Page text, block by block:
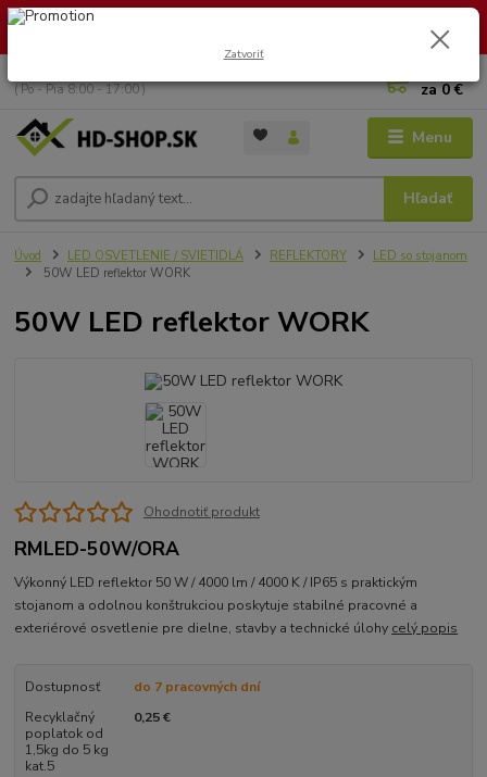
🏖️ DOVOLENKA 30.7.2026 – 9.8.2026 · Objednávky vybavíme po
Menu
Hľadať
( Po - Pia 8:00 - 17:00 )
za0 €
Úvod LED OSVETLENIE / SVIETIDLÁ REFLEKTORY
LED so stojanom
50W LED reflektor WORK
50W LED reflektor WORK
Ohodnotiť produkt
RMLED-50W/ORA
Výkonný LED reflektor 50 W / 4000 lm / 4000 K / IP65 s praktickým
stojanom a odolnou konštrukciou poskytuje stabilné pracovné a
exteriérové osvetlenie pre dielne, stavby a technické úlohy celý popis
Dostupnosť
do 7 pracovných dní
Recyklačný
poplatok od
1,5kg do 5 kg
kat.5
0,25 €
Zatvoriť